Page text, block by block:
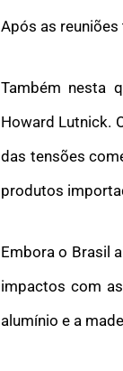
Após as reuniões
Também nesta
Howard Lutnick.
das tensões
produtos
Embora o Brasil
impactos com
alumínio e a